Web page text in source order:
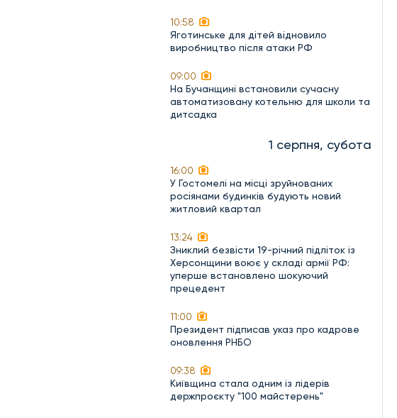
10:58
Яготинське для дітей відновило
виробництво після атаки РФ
09:00
На Бучанщині встановили сучасну
автоматизовану котельню для школи та
дитсадка
1 серпня, субота
16:00
У Гостомелі на місці зруйнованих
росіянами будинків будують новий
житловий квартал
13:24
Зниклий безвісти 19-річний підліток із
Херсонщини воює у складі армії РФ:
уперше встановлено шокуючий
прецедент
11:00
Президент підписав указ про кадрове
оновлення РНБО
09:38
Київщина стала одним із лідерів
держпроєкту "100 майстерень"